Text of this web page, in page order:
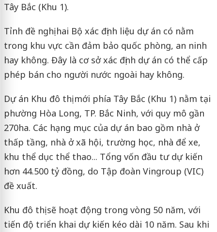
Tây Bắc (Khu 1).
Tỉnh đề nghị hai Bộ xác định liệu dự án có nằm
trong khu vực cần đảm bảo quốc phòng, an ninh
hay không. Đây là cơ sở xác định dự án có thể cấp
phép bán cho người nước ngoài hay không.
Dự án Khu đô thị mới phía Tây Bắc (Khu 1) nằm tại
phường Hòa Long, TP. Bắc Ninh, với quy mô gần
270ha. Các hạng mục của dự án bao gồm nhà ở
thấp tầng, nhà ở xã hội, trường học, nhà để xe,
khu thể dục thể thao... Tổng vốn đầu tư dự kiến
hơn 44.500 tỷ đồng, do Tập đoàn Vingroup (VIC)
đề xuất.
Khu đô thị sẽ hoạt động trong vòng 50 năm, với
tiến độ triển khai dự kiến kéo dài 10 năm. Sau khi